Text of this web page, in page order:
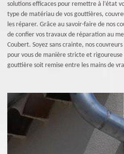
solutions efficaces pour remettre à l’état
type de matériau de vos gouttières,
les réparer. Grâce au savoir-faire de nos
de confier vos travaux de réparation au
Coubert. Soyez sans crainte, nos
pour vous de manière stricte et
gouttière soit remise entre les mains de